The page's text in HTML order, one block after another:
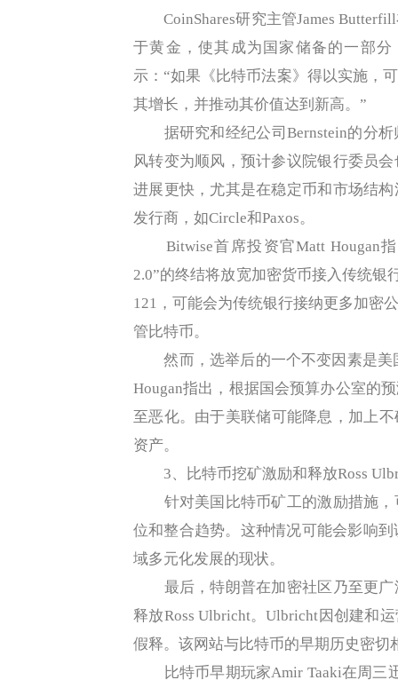
CoinShares研究主管James
于黄金，使其成为国家储备的一部
示：“如果《比特币法案》得以实施，
其增长，并推动其价值达到新高。”
据研究和经纪公司Bernstein的分析
风转变为顺风，预计参议院银行委员
进展更快，尤其是在稳定币和市场结
发行商，如Circle和Paxos。
Bitwise首席投资官Matt Hougan
2.0”的终结将放宽加密货币接入传统银
121，可能会为传统银行接纳更多加密
管比特币。
然而，选举后的一个不变因素是美
Hougan指出，根据国会预算办公室的
至恶化。由于美联储可能降息，加上
资产。
3、比特币挖矿激励和释放Ross
针对美国比特币矿工的激励措施，
位和整合趋势。这种情况可能会影响
域多元化发展的现状。
最后，特朗普在加密社区乃至更广
释放Ross Ulbricht。Ulbricht因创建和
假释。该网站与比特币的早期历史密切
比特币早期玩家Amir Taaki在周三